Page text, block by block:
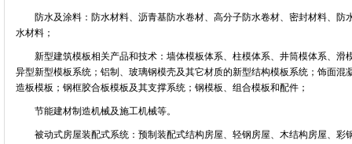
防水及涂料：防水材料、沥青基防水卷材、高分子防水卷材、密封材料、防
水材料；
新型建筑模板相关产品和技术：墙体模板体系、柱模体系、井筒模体系、滑
异型新型模板系统；铝制、玻璃钢模壳及其它材质的新型结构模板系统；饰面混
造板模板；钢框胶合板模板及其支撑系统；钢模板、组合模板和配件；
节能建材制造机械及施工机械等。
被动式房屋装配式系统：预制装配式结构房屋、轻钢房屋、木结构房屋、彩